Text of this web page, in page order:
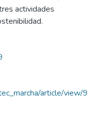
actividades
article/view/9